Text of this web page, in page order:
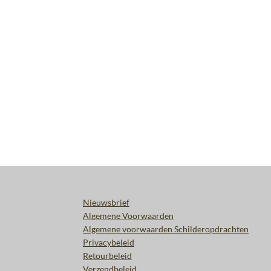
Nieuwsbrief
Algemene Voorwaarden
Algemene voorwaarden Schilderopdrachten
Privacybeleid
Retourbeleid
Verzendbeleid